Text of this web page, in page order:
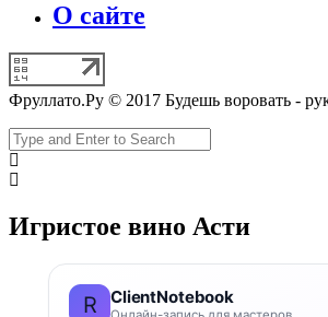
О сайте
Фруллато.Ру © 2017 Будешь воровать -
Игристое вино Асти
R ClientNotebook